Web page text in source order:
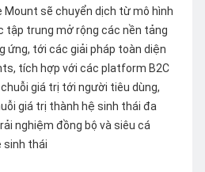
Mount sẽ chuyển dịch từ mô hình
tập trung mở rộng các nền tảng
ứng, tới các giải pháp toàn diện
tích hợp với các platform B2C
giá trị tới người tiêu dùng,
giá trị thành hệ sinh thái đa
nghiệm đồng bộ và siêu cá
sinh thái